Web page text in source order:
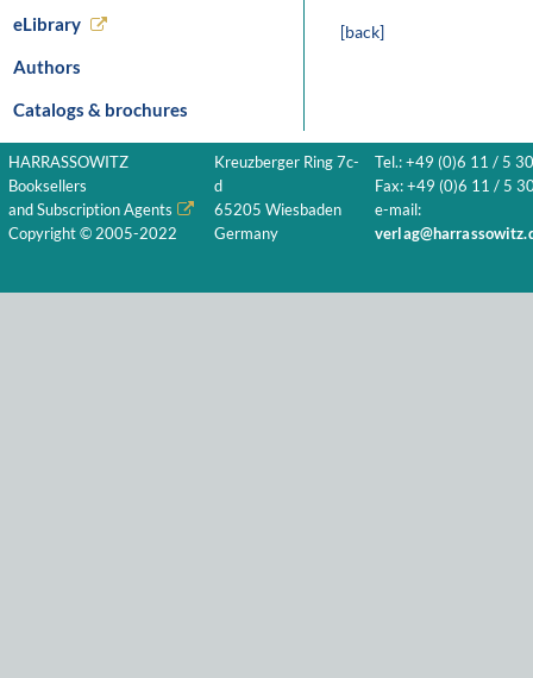
eLibrary
Authors
Catalogs & brochures
[back]
HARRASSOWITZ
Booksellers
and Subscription Agents
Copyright © 2005-2022
Kreuzberger Ring 7c-
d
65205 Wiesbaden
Germany
Tel.: +49 (0)6 11 / 5
Fax: +49 (0)6 11 / 5
e-mail: